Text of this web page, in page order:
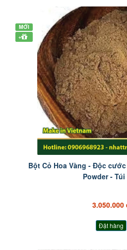
MỚI
+
Bột Cỏ Hoa Vàng - Độc
Powder - Túi
3.050.000
Đặt hàng